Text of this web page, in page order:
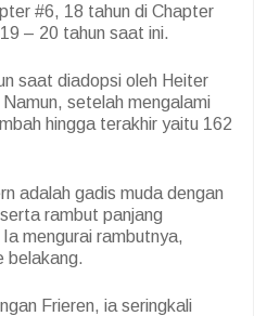
#6, 18 tahun di Chapter
– 20 tahun saat ini.
saat diadopsi oleh Heiter
Namun, setelah mengalami
hingga terakhir yaitu 162
adalah gadis muda dengan
rambut panjang
mengurai rambutnya,
belakang.
Frieren, ia seringkali